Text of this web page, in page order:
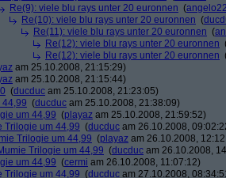
Re(9): viele blu rays unter 20 euronnen (
Re(10): viele blu rays unter 20 euronnen (
Re(11): viele blu rays unter 20 euronnen (
Re(12): viele blu rays unter 20 euronnen
Re(12): viele blu rays unter 20 euronnen
am 25.10.2008, 21:15:29)
am 25.10.2008, 21:15:44)
(ducduc am 25.10.2008, 21:23:05)
44,99 (ducduc am 25.10.2008, 21:38:09)
um 44,99 (playaz am 25.10.2008, 21:59:52)
Trilogie um 44,99 (ducduc am 26.10.2008,
Trilogie um 44,99 (playaz am 26.10.2008,
Trilogie um 44,99 (ducduc am 26.10.2008,
um 44,99 (cermi am 26.10.2008, 11:07:12)
Trilogie um 44,99 (ducduc am 27.10.2008,